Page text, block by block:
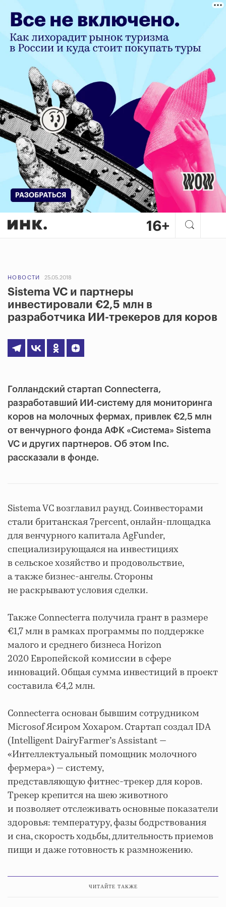
НОВОСТИ 25.05.2018
Sistema VC и партнеры
инвестировали €2,5 млн в
разработчика ИИ-трекеров для коров
Голландский стартап Connecterra,
разработавший ИИ-систему для мониторинга
коров на молочных фермах, привлек €2,5 млн
от венчурного фонда АФК «Система» Sistema
VC и других партнеров. Об этом Inc.
рассказали в фонде.
Sistema VC возглавил раунд. Соинвесторами
стали британская 7percent, онлайн-площадка
для венчурного капитала AgFunder,
специализирующаяся на инвестициях
в сельское хозяйство и продовольствие,
а также бизнес-ангелы. Стороны
не раскрывают условия сделки.
Также Connecterra получила грант в размере
€1,7 млн в рамках программы по поддержке
малого и среднего бизнеса Horizon
2020 Европейской комиссии в сфере
инноваций. Общая сумма инвестиций в проект
составила €4,2 млн.
Connecterra основан бывшим сотрудником
Microsof Ясиром Хохаром. Стартап создал IDA
(Intelligent DairyFarmer’s Assistant —
«Интеллектуальный помощник молочного
фермера») — систему,
представляющую фитнес-трекер для коров.
Трекер крепится на шею животного
и позволяет отслеживать основные показатели
здоровья: температуру, фазы бодрствования
и сна, скорость ходьбы, длительность приемов
пищи и даже готовность к размножению.
ЧИТАЙТЕ ТАКЖЕ